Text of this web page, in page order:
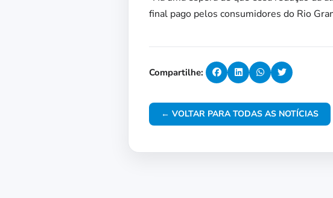
final pago pelos consumidores do Rio
Compartilhe:
← VOLTAR PARA TODAS AS NOTÍCIAS